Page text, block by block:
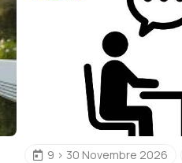
9 > 30 Novembre 2026